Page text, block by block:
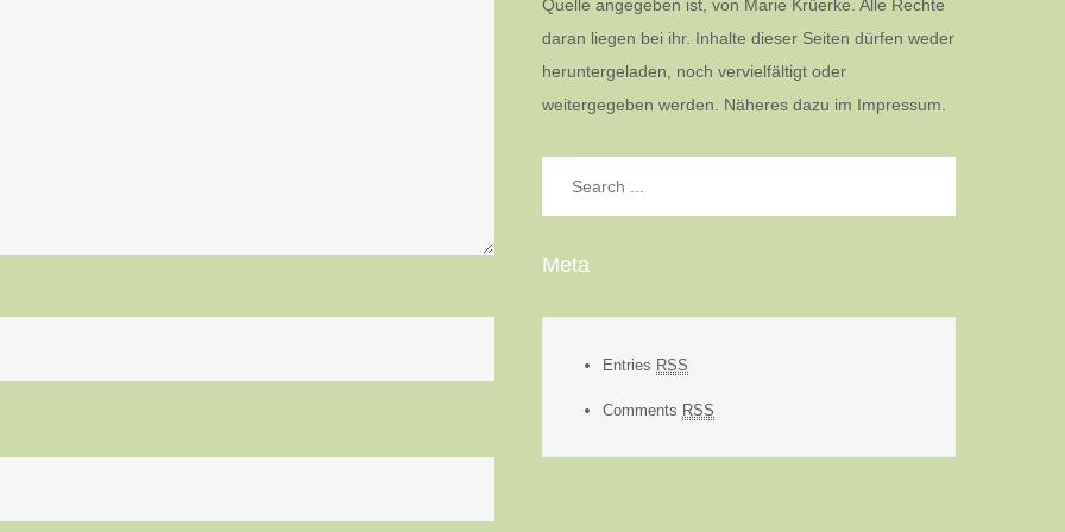
Quelle angegeben ist, von Marie Krüerke. Alle Rechte
daran liegen bei ihr. Inhalte dieser Seiten dürfen weder
heruntergeladen, noch vervielfältigt oder
weitergegeben werden. Näheres dazu im Impressum.
Meta
Entries RSS
Comments RSS